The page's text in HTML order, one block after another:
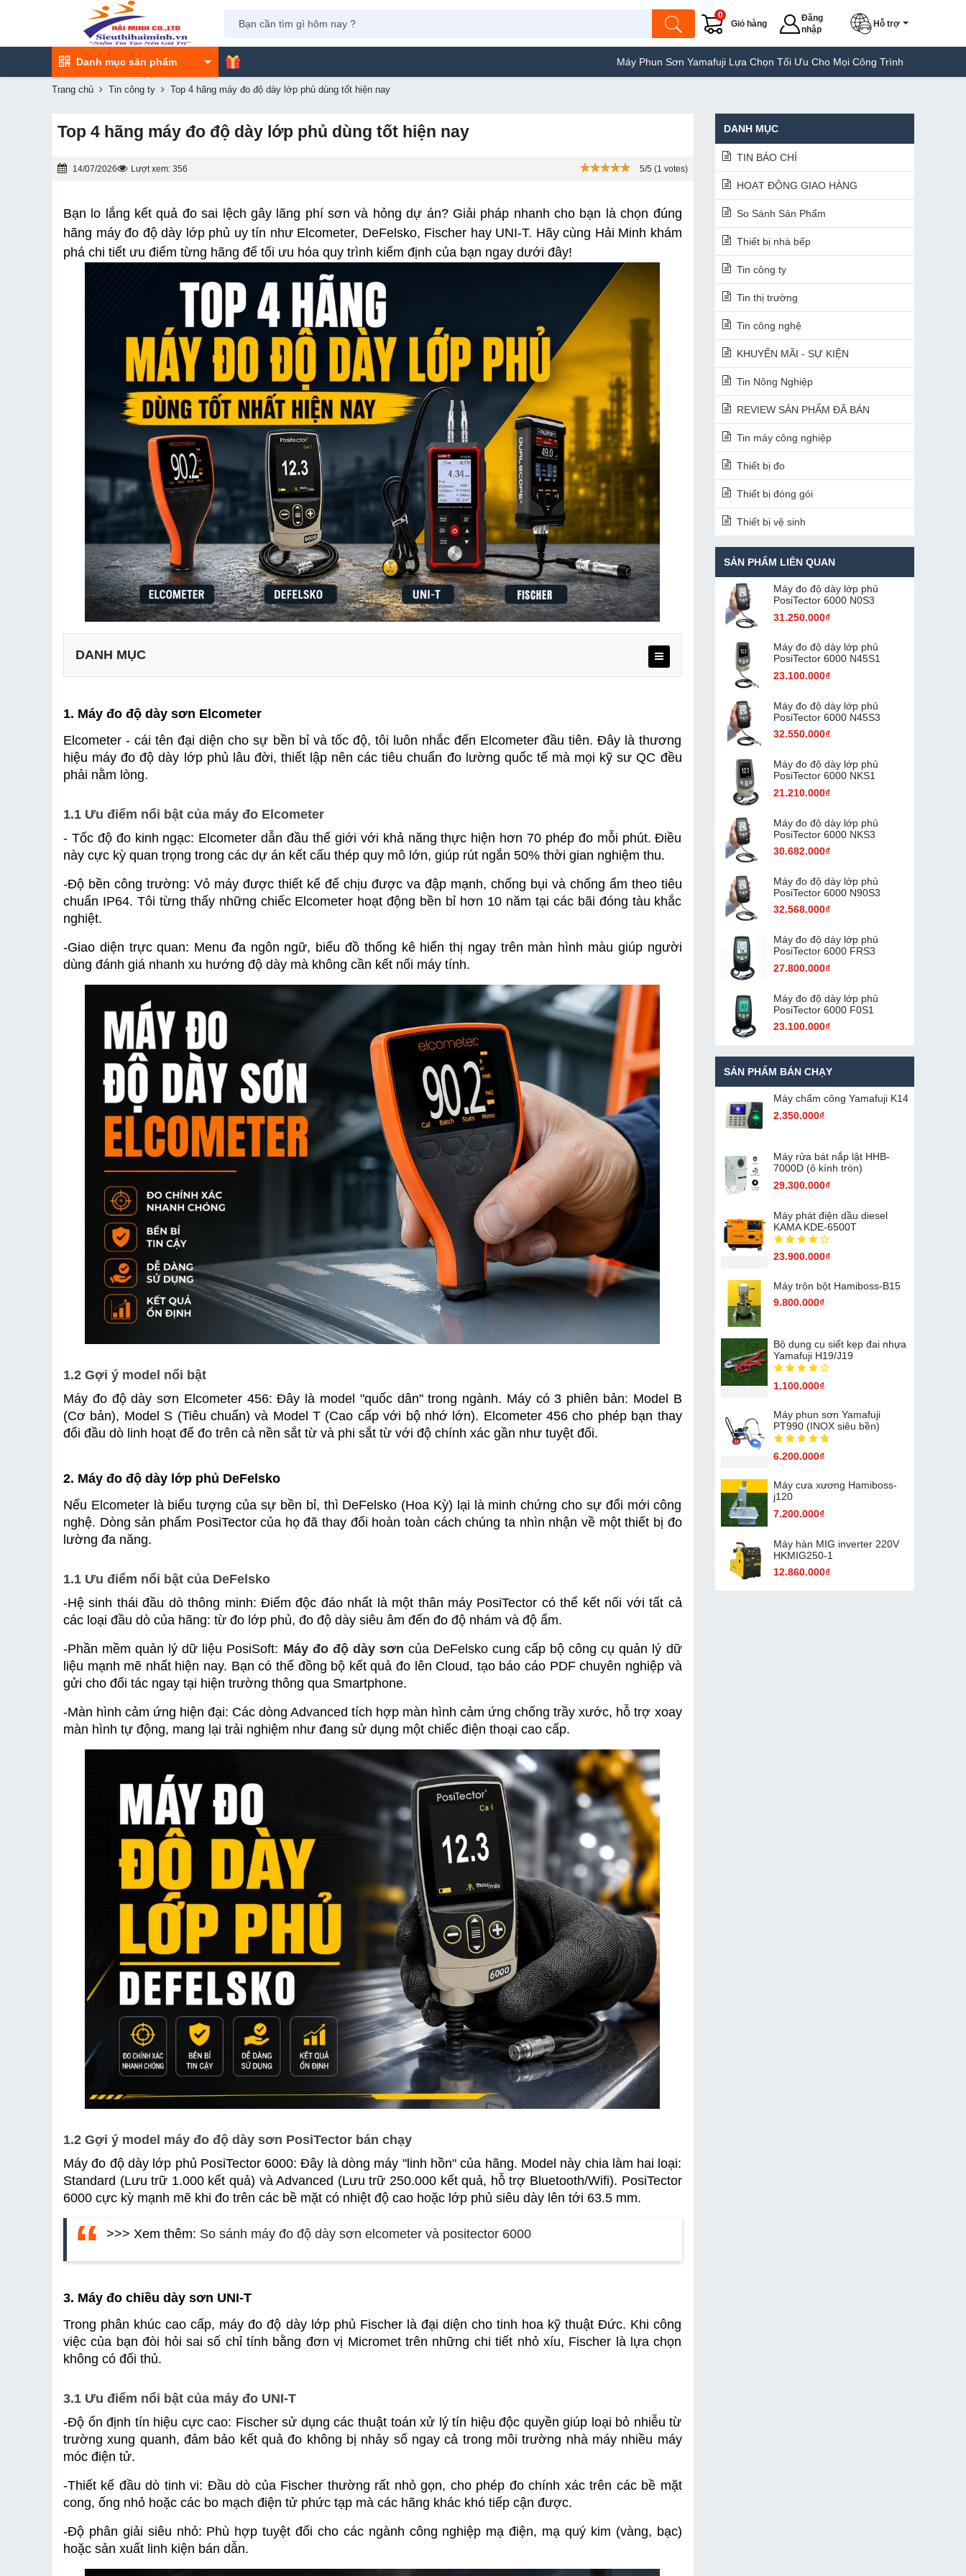
Giỏ hàng
0
Đăng
nhập
Hỗ trợ
Danh mục sản phẩm Máy Phun Sơn Yamafuji Lựa Chọn Tối Ưu Cho Mọi Công Trình Máy Hàn Túi Yamafuji Lựa
Trang chủ Tin công ty Top 4 hãng máy đo độ dày lớp phủ dùng tốt hiện nay
Top 4 hãng máy đo độ dày lớp phủ dùng tốt hiện nay
14/07/2026 Lượt xem: 356 5/5 (1 votes)
Bạn lo lắng kết quả đo sai lệch gây lãng phí sơn và hỏng dự án? Giải pháp nhanh cho bạn là chọn đúng
hãng máy đo độ dày lớp phủ uy tín như Elcometer, DeFelsko, Fischer hay UNI-T. Hãy cùng Hải Minh khám
phá chi tiết ưu điểm từng hãng để tối ưu hóa quy trình kiểm định của bạn ngay dưới đây!
DANH MỤC
1.2 Gợi ý model nổi bật
1.1 Ưu điểm nổi bật của DeFelsko
1.2 Gợi ý model máy đo độ dày sơn PosiTector bán chạy
3.1 Ưu điểm nổi bật của máy đo UNI-T
3.2 Gợi ý model nổi bật của UNI-T
4.1 Ưu điểm vượt trội của dòng UNI-T
4.2 Gợi ý model nổi bật
1. Máy đo độ dày sơn Elcometer
Elcometer - cái tên đại diện cho sự bền bỉ và tốc độ, tôi luôn nhắc đến Elcometer đầu tiên. Đây là thương
hiệu máy đo độ dày lớp phủ lâu đời, thiết lập nên các tiêu chuẩn đo lường quốc tế mà mọi kỹ sư QC đều
phải nằm lòng.
1.1 Ưu điểm nổi bật của máy đo Elcometer
- Tốc độ đo kinh ngạc: Elcometer dẫn đầu thế giới với khả năng thực hiện hơn 70 phép đo mỗi phút. Điều
này cực kỳ quan trọng trong các dự án kết cấu thép quy mô lớn, giúp rút ngắn 50% thời gian nghiệm thu.
-Độ bền công trường: Vỏ máy được thiết kế để chịu được va đập mạnh, chống bụi và chống ẩm theo tiêu
chuẩn IP64. Tôi từng thấy những chiếc Elcometer hoạt động bền bỉ hơn 10 năm tại các bãi đóng tàu khắc
nghiệt.
-Giao diện trực quan: Menu đa ngôn ngữ, biểu đồ thống kê hiển thị ngay trên màn hình màu giúp người
dùng đánh giá nhanh xu hướng độ dày mà không cần kết nối máy tính.
1.2 Gợi ý model nổi bật
Máy đo độ dày sơn Elcometer 456: Đây là model "quốc dân" trong ngành. Máy có 3 phiên bản: Model B
(Cơ bản), Model S (Tiêu chuẩn) và Model T (Cao cấp với bộ nhớ lớn). Elcometer 456 cho phép bạn thay
đổi đầu dò linh hoạt để đo trên cả nền sắt từ và phi sắt từ với độ chính xác gần như tuyệt đối.
2. Máy đo độ dày lớp phủ DeFelsko
Nếu Elcometer là biểu tượng của sự bền bỉ, thì DeFelsko (Hoa Kỳ) lại là minh chứng cho sự đổi mới công
nghệ. Dòng sản phẩm PosiTector của họ đã thay đổi hoàn toàn cách chúng ta nhìn nhận về một thiết bị đo
lường đa năng.
1.1 Ưu điểm nổi bật của DeFelsko
-Hệ sinh thái đầu dò thông minh: Điểm độc đáo nhất là một thân máy PosiTector có thể kết nối với tất cả
các loại đầu dò của hãng: từ đo lớp phủ, đo độ dày siêu âm đến đo độ nhám và độ ẩm.
-Phần mềm quản lý dữ liệu PosiSoft: Máy đo độ dày sơn của DeFelsko cung cấp bộ công cụ quản lý dữ
liệu mạnh mẽ nhất hiện nay. Bạn có thể đồng bộ kết quả đo lên Cloud, tạo báo cáo PDF chuyên nghiệp và
gửi cho đối tác ngay tại hiện trường thông qua Smartphone.
-Màn hình cảm ứng hiện đại: Các dòng Advanced tích hợp màn hình cảm ứng chống trầy xước, hỗ trợ xoay
màn hình tự động, mang lại trải nghiệm như đang sử dụng một chiếc điện thoại cao cấp.
1.2 Gợi ý model máy đo độ dày sơn PosiTector bán chạy
Máy đo độ dày lớp phủ PosiTector 6000: Đây là dòng máy "linh hồn" của hãng. Model này chia làm hai loại:
Standard (Lưu trữ 1.000 kết quả) và Advanced (Lưu trữ 250.000 kết quả, hỗ trợ Bluetooth/Wifi). PosiTector
6000 cực kỳ mạnh mẽ khi đo trên các bề mặt có nhiệt độ cao hoặc lớp phủ siêu dày lên tới 63.5 mm.
>>> Xem thêm: So sánh máy đo độ dày sơn elcometer và positector 6000
3. Máy đo chiều dày sơn UNI-T
Trong phân khúc cao cấp, máy đo độ dày lớp phủ Fischer là đại diện cho tinh hoa kỹ thuật Đức. Khi công
việc của bạn đòi hỏi sai số chỉ tính bằng đơn vị Micromet trên những chi tiết nhỏ xíu, Fischer là lựa chọn
không có đối thủ.
3.1 Ưu điểm nổi bật của máy đo UNI-T
-Độ ổn định tín hiệu cực cao: Fischer sử dụng các thuật toán xử lý tín hiệu độc quyền giúp loại bỏ nhiễu từ
trường xung quanh, đảm bảo kết quả đo không bị nhảy số ngay cả trong môi trường nhà máy nhiều máy
móc điện tử.
-Thiết kế đầu dò tinh vi: Đầu dò của Fischer thường rất nhỏ gọn, cho phép đo chính xác trên các bề mặt
cong, ống nhỏ hoặc các bo mạch điện tử phức tạp mà các hãng khác khó tiếp cận được.
-Độ phân giải siêu nhỏ: Phù hợp tuyệt đối cho các ngành công nghiệp mạ điện, mạ quý kim (vàng, bạc)
hoặc sản xuất linh kiện bán dẫn.
DANH MỤC
TIN BÁO CHÍ
HOẠT ĐỘNG GIAO HÀNG
So Sánh Sản Phẩm
Thiết bị nhà bếp
Tin công ty
Tin thị trường
Tin công nghệ
KHUYẾN MÃI - SỰ KIỆN
Tin Nông Nghiệp
REVIEW SẢN PHẨM ĐÃ BÁN
Tin máy công nghiệp
Thiết bị đo
Thiết bị đóng gói
Thiết bị vệ sinh
SẢN PHẨM LIÊN QUAN
Máy đo độ dày lớp phủ
PosiTector 6000 N0S3
31.250.000₫
Máy đo độ dày lớp phủ
PosiTector 6000 N45S1
23.100.000₫
Máy đo độ dày lớp phủ
PosiTector 6000 N45S3
32.550.000₫
Máy đo độ dày lớp phủ
PosiTector 6000 NKS1
21.210.000₫
Máy đo độ dày lớp phủ
PosiTector 6000 NKS3
30.682.000₫
Máy đo độ dày lớp phủ
PosiTector 6000 N90S3
32.568.000₫
Máy đo độ dày lớp phủ
PosiTector 6000 FRS3
27.800.000₫
Máy đo độ dày lớp phủ
PosiTector 6000 F0S1
23.100.000₫
SẢN PHẨM BÁN CHẠY
Máy chấm cô​ng Yamafuji K14
2.350.000₫
Máy rửa bát nắp lật HHB-
7000D (ô kính tròn)
29.300.000₫
Máy phát điện dầu diesel
KAMA KDE-6500T
23.900.000₫
Máy trộn bột Hamiboss-B15
9.800.000₫
Bộ dụng cụ siết kẹp đai nhựa
Yamafuji H19/J19
1.100.000₫
Máy phun sơn Yamafuji
PT990 (INOX siêu bền)
6.200.000₫
Máy cưa xương Hamiboss-
j120
7.200.000₫
Máy hàn MIG inverter 220V
HKMIG250-1
12.860.000₫